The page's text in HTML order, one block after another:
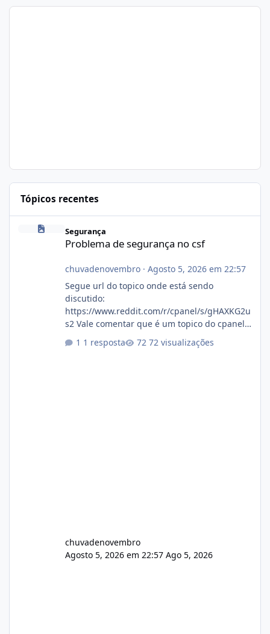
Tópicos recentes
Problema de segurança no csf
Segurança
Problema de segurança no csf
chuvadenovembro· Agosto 5, 2026 em 22:57
Segue url do topico onde está sendo
discutido:
https://www.reddit.com/r/cpanel/s/gHAXKG2u
s2 Vale comentar que é um topico do cpanel...
Não sei como ta a pegada no da.
1 resposta 72 visualizações
chuvadenovembro
Agosto 5, 2026 em 22:57 Ago 5, 2026